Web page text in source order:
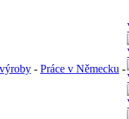
- Práce v Německu -